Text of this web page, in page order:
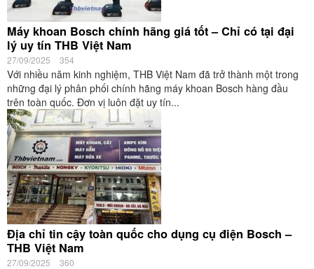
Máy khoan Bosch chính hãng giá tốt – Chỉ có tại đại
lý uy tín THB Việt Nam
27/09/2025 354
Với nhiều năm kinh nghiệm, THB Việt Nam đã trở thành một trong
những đại lý phân phối chính hãng máy khoan Bosch hàng đầu
trên toàn quốc. Đơn vị luôn đặt uy tín...
Địa chỉ tin cậy toàn quốc cho dụng cụ điện Bosch –
THB Việt Nam
27/09/2025 360